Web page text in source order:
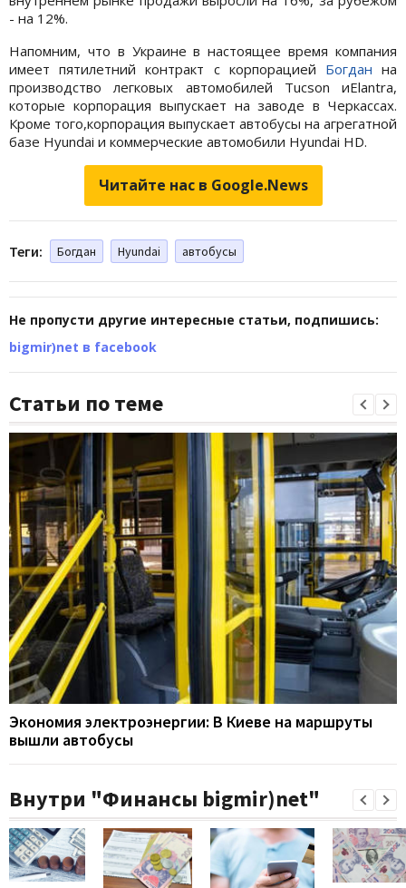
- на 12%.
Напомним, что в Украине в настоящее время компания
имеет пятилетний контракт с корпорацией Богдан на
производство легковых автомобилей Tucson иElantra,
которые корпорация выпускает на заводе в Черкассах.
Кроме того,корпорация выпускает автобусы на агрегатной
базе Hyundai и коммерческие автомобили Hyundai HD.
Читайте нас в Google.News
Теги: Богдан Hyundai автобусы
Не пропусти другие интересные статьи, подпишись:
bigmir)net в facebook
Статьи по теме
Экономия электроэнергии: В Киеве на маршруты
вышли автобусы
Внутри "Финансы bigmir)net"